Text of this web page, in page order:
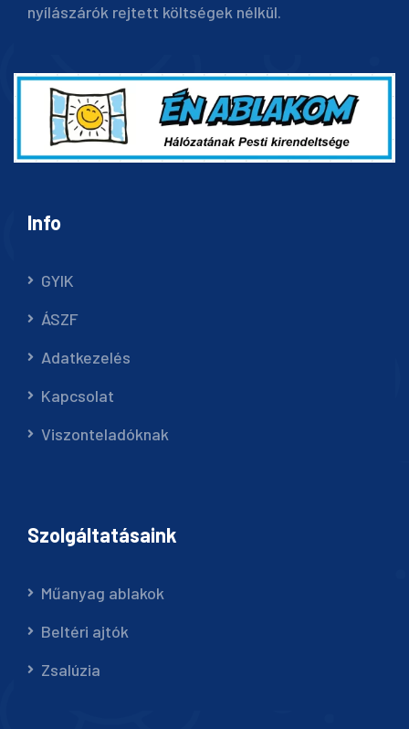
nyílászárók rejtett költségek nélkül.
Info
GYIK
ÁSZF
Adatkezelés
Kapcsolat
Viszonteladóknak
Szolgáltatásaink
Műanyag ablakok
Beltéri ajtók
Zsalúzia